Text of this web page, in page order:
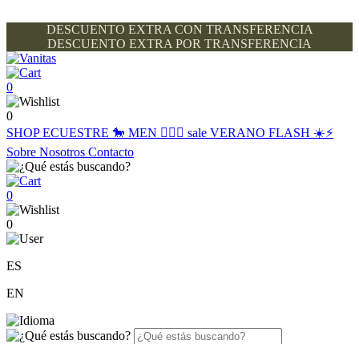
DESCUENTO EXTRA CON TRANSFERENCIA
DESCUENTO EXTRA POR TRANSFERENCIA
0
0
SHOPECUESTRE 🐎 MEN 🙋🏽‍♂️ sale VERANO FLASH ☀️⚡️
Sobre Nosotros Contacto
0
0
ES
EN